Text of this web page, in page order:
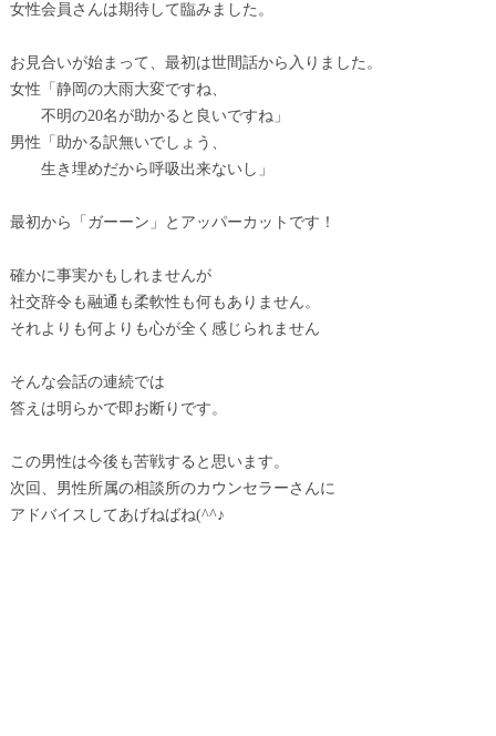
女性会員さんは期待して臨みました。
お見合いが始まって、最初は世間話から入りました。
女性「静岡の大雨大変ですね、
不明の20名が助かると良いですね」
男性「助かる訳無いでしょう、
生き埋めだから呼吸出来ないし」
最初から「ガーーン」とアッパーカットです！
確かに事実かもしれませんが
社交辞令も融通も柔軟性も何もありません。
それよりも何よりも心が全く感じられません
そんな会話の連続では
答えは明らかで即お断りです。
この男性は今後も苦戦すると思います。
次回、男性所属の相談所のカウンセラーさんに
アドバイスしてあげねばね(^^♪